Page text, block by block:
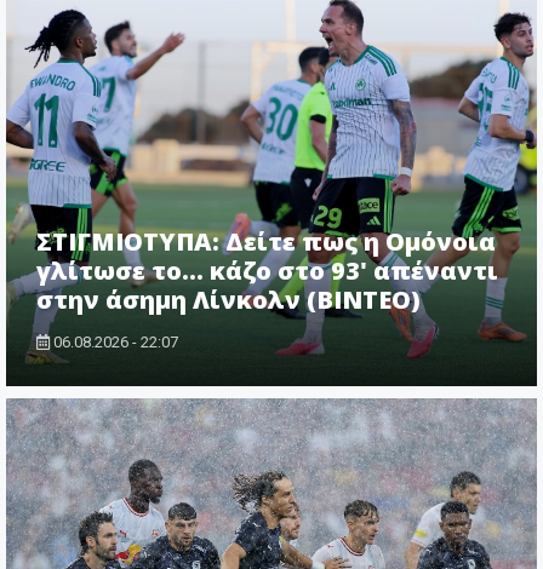
ΣΤΙΓΜΙΟΤΥΠΑ: Δείτε πως η Ομόνοια
γλίτωσε το... κάζο στο 93' απέναντι
στην άσημη Λίνκολν (ΒΙΝΤΕΟ)
06.08.2026 - 22:07